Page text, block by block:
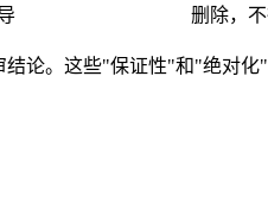
删除，
论。这些"保证性"和"绝对化